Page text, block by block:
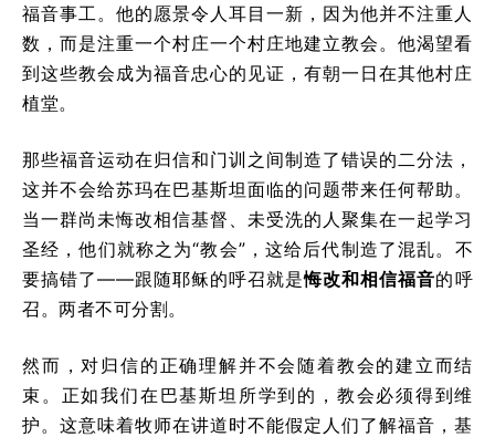
福音事工。他的愿景令人耳目一新，因为他并不注重人
数，而是注重一个村庄一个村庄地建立教会。他渴望看
到这些教会成为福音忠心的见证，有朝一日在其他村庄
植堂。
那些福音运动在归信和门训之间制造了错误的二分法，
这并不会给苏玛在巴基斯坦面临的问题带来任何帮助。
当一群尚未悔改相信基督、未受洗的人聚集在一起学习
圣经，他们就称之为“教会”，这给后代制造了混乱。不
要搞错了——跟随耶稣的呼召就是悔改和相信福音的呼
召。两者不可分割。
然而，对归信的正确理解并不会随着教会的建立而结
束。正如我们在巴基斯坦所学到的，教会必须得到维
护。这意味着牧师在讲道时不能假定人们了解福音，基